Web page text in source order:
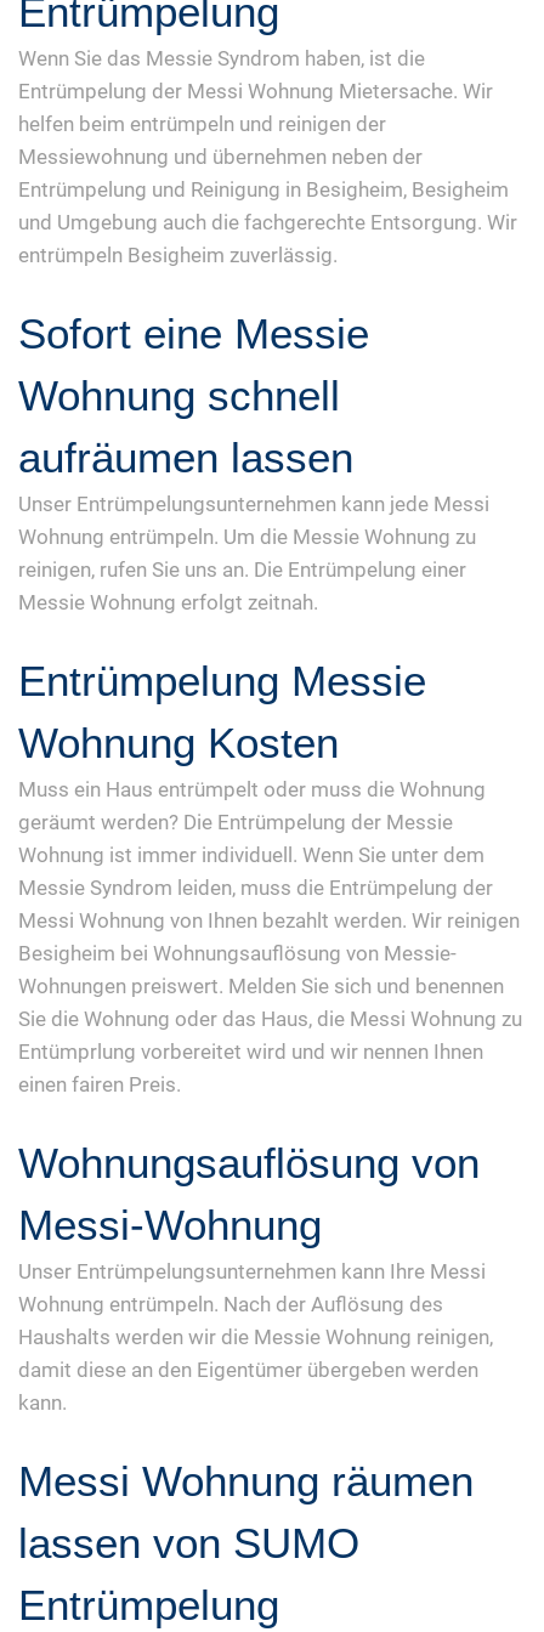
Entrümpelung
Wenn Sie das Messie Syndrom haben, ist die
Entrümpelung der Messi Wohnung Mietersache. Wir
helfen beim entrümpeln und reinigen der
Messiewohnung und übernehmen neben der
Entrümpelung und Reinigung in Besigheim, Besigheim
und Umgebung auch die fachgerechte Entsorgung. Wir
entrümpeln Besigheim zuverlässig.
Sofort eine Messie
Wohnung schnell
aufräumen lassen
Unser Entrümpelungsunternehmen kann jede Messi
Wohnung entrümpeln. Um die Messie Wohnung zu
reinigen, rufen Sie uns an. Die Entrümpelung einer
Messie Wohnung erfolgt zeitnah.
Entrümpelung Messie
Wohnung Kosten
Muss ein Haus entrümpelt oder muss die Wohnung
geräumt werden? Die Entrümpelung der Messie
Wohnung ist immer individuell. Wenn Sie unter dem
Messie Syndrom leiden, muss die Entrümpelung der
Messi Wohnung von Ihnen bezahlt werden. Wir reinigen
Besigheim bei Wohnungsauflösung von Messie-
Wohnungen preiswert. Melden Sie sich und benennen
Sie die Wohnung oder das Haus, die Messi Wohnung zu
Entümprlung vorbereitet wird und wir nennen Ihnen
einen fairen Preis.
Wohnungsauflösung von
Messi-Wohnung
Unser Entrümpelungsunternehmen kann Ihre Messi
Wohnung entrümpeln. Nach der Auflösung des
Haushalts werden wir die Messie Wohnung reinigen,
damit diese an den Eigentümer übergeben werden
kann.
Messi Wohnung räumen
lassen von SUMO
Entrümpelung